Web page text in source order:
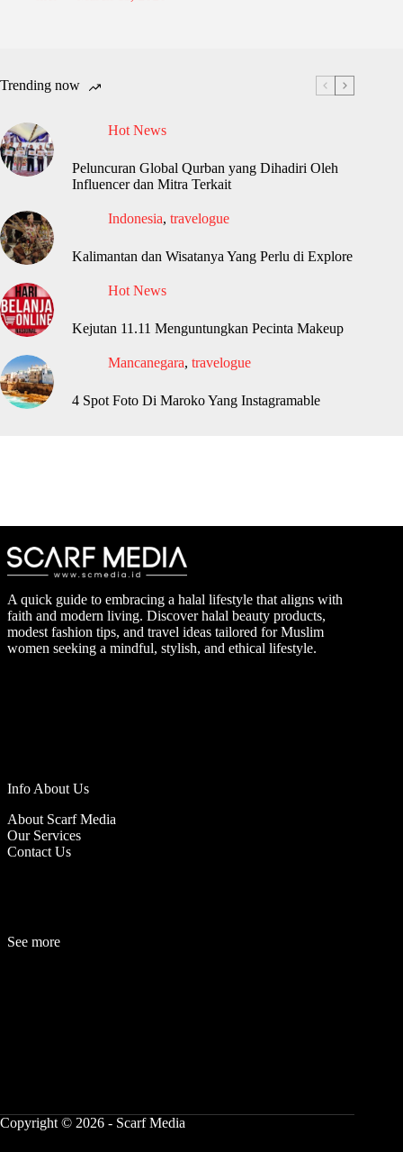
Trending now
Hot News
Peluncuran Global Qurban yang Dihadiri Oleh
Influencer dan Mitra Terkait
Indonesia, travelogue
Kalimantan dan Wisatanya Yang Perlu di Explore
Hot News
Kejutan 11.11 Menguntungkan Pecinta Makeup
Mancanegara, travelogue
4 Spot Foto Di Maroko Yang Instagramable
A quick guide to embracing a halal lifestyle that aligns with
faith and modern living. Discover halal beauty products,
modest fashion tips, and travel ideas tailored for Muslim
women seeking a mindful, stylish, and ethical lifestyle.
Info About Us
About Scarf Media
Our Services
Contact Us
See more
Copyright © 2026 - Scarf Media